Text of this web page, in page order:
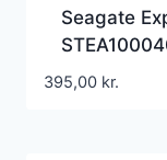
Seagate
395,00 kr.